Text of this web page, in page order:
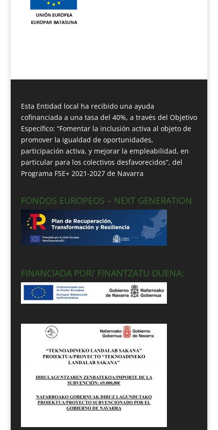
Esta Entidad local ha recibido una ayuda
cofinanciada a una tasa del 40%, a través del Objetivo
Específico: “Fomentar la inclusión activa al objeto de
promover la igualdad de oportunidades,
participación activa, y mejorar la empleabilidad, en
particular para los colectivos desfavorecidos”, del
Programa FSE+ 2021-2027 de Navarra
FONDOS EUROPEOS – NEXT GENERATION
FINANCIADA POR/ FINANTZATU DUENA: